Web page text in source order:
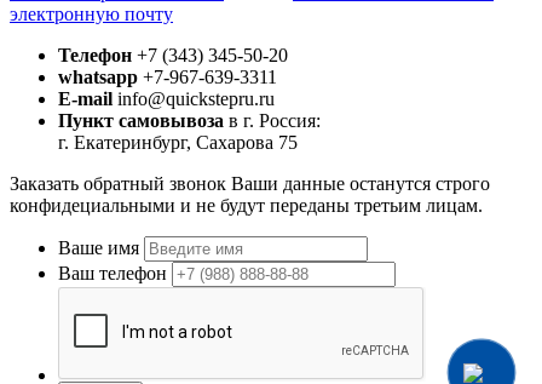
электронную почту
Телефон +7 (343) 345-50-20
whatsapp +7-967-639-3311
E-mail info@quickstepru.ru
Пункт самовывоза в г. Россия:
г. Екатеринбург, Сахарова 75
Заказать обратный звонок Ваши данные останутся строго
конфидециальными и не будут переданы третьим лицам.
Ваше имя
Ваш телефон